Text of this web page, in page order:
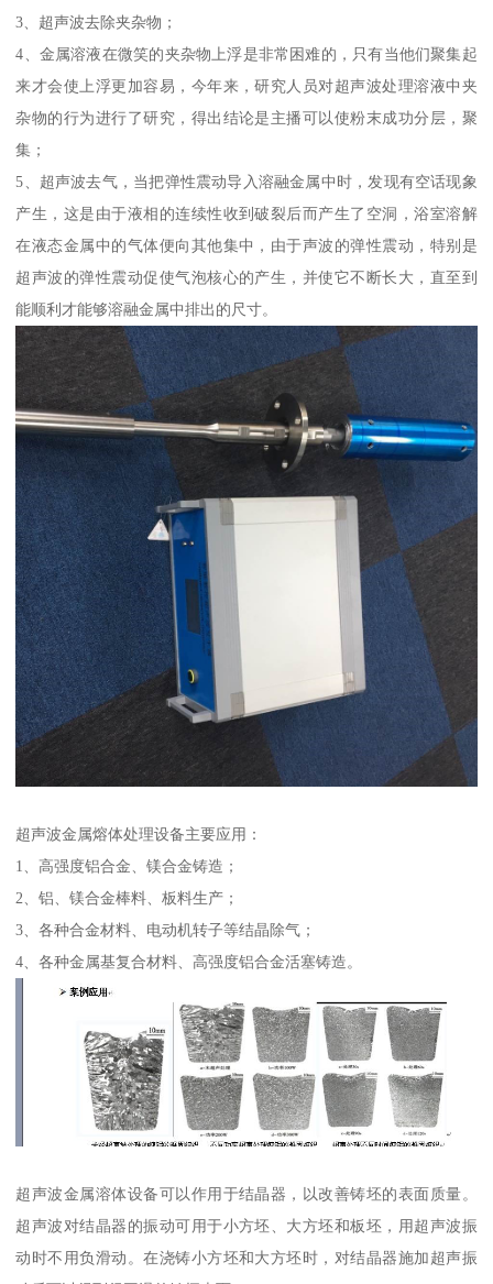
3、超声波去除夹杂物；
4、金属溶液在微笑的夹杂物上浮是非常困难的，只有当他们聚集起
来才会使上浮更加容易，今年来，研究人员对超声波处理溶液中夹
杂物的行为进行了研究，得出结论是主播可以使粉末成功分层，聚
集；
5、超声波去气，当把弹性震动导入溶融金属中时，发现有空话现象
产生，这是由于液相的连续性收到破裂后而产生了空洞，浴室溶解
在液态金属中的气体便向其他集中，由于声波的弹性震动，特别是
超声波的弹性震动促使气泡核心的产生，并使它不断长大，直至到
能顺利才能够溶融金属中排出的尺寸。
超声波金属熔体处理设备主要应用：
1、高强度铝合金、镁合金铸造；
2、铝、镁合金棒料、板料生产；
3、各种合金材料、电动机转子等结晶除气；
4、各种金属基复合材料、高强度铝合金活塞铸造。
超声波金属溶体设备可以作用于结晶器，以改善铸坯的表面质量。
超声波对结晶器的振动可用于小方坯、大方坯和板坯，用超声波振
动时不用负滑动。在浇铸小方坯和大方坯时，对结晶器施加超声振